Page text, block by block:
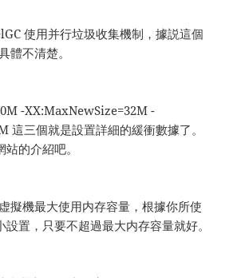
使用并行垃圾收集機制，據説這個
體不清楚。
-XX:MaxNewSize=32M -
這三個就是設置詳細的緩衝數據了。
的介紹吧。
擬機最大使用内存容量，根據你所使
設置，只要不超過最大内存容量就好。